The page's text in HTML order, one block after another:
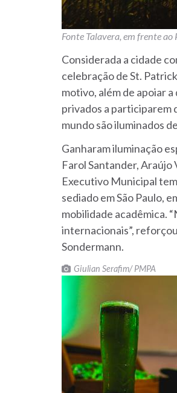
Fonte Talavera, em frente
Considerada a cidade
celebração de St.
motivo, além de apoiar
privados a participarem
mundo são iluminados
Ganharam iluminação
Farol Santander, Araújo
Executivo Municipal
sediado em São Paulo,
mobilidade acadêmica.
internacionais”,
Sondermann.
Giulian Serafim/ PMPA